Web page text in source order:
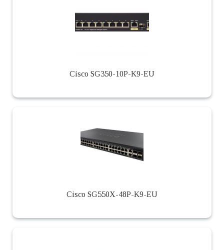
Cisco SG350-10P-K9-EU
Cisco SG550X-48P-K9-EU